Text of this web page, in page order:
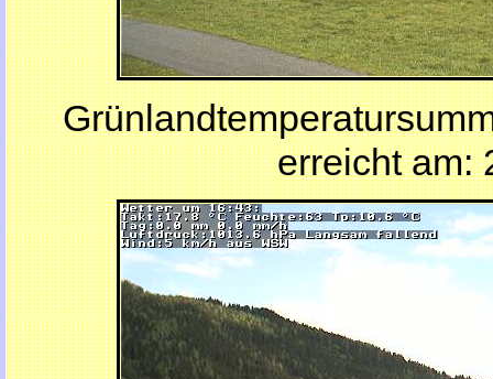
erreicht am: